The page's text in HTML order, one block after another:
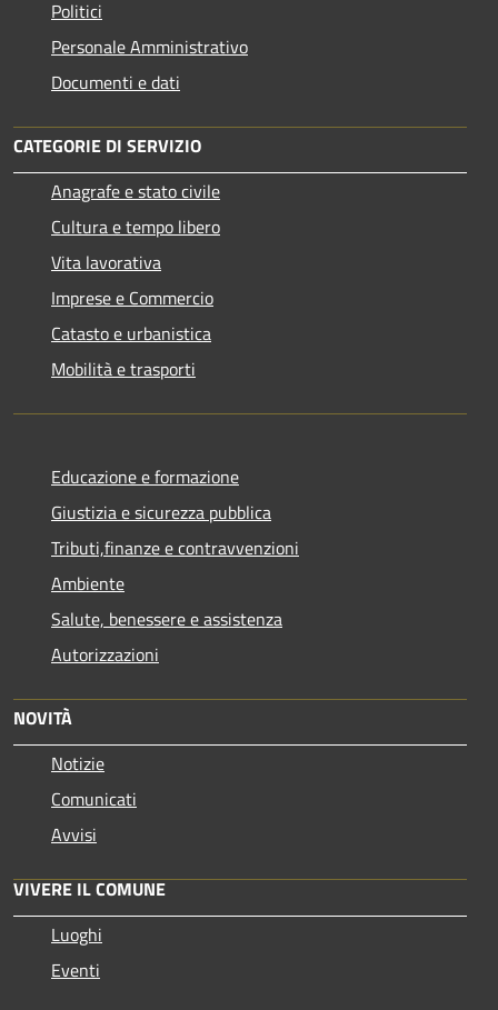
Politici
Personale Amministrativo
Documenti e dati
CATEGORIE DI SERVIZIO
Anagrafe e stato civile
Cultura e tempo libero
Vita lavorativa
Imprese e Commercio
Catasto e urbanistica
Mobilità e trasporti
Educazione e formazione
Giustizia e sicurezza pubblica
Tributi,finanze e contravvenzioni
Ambiente
Salute, benessere e assistenza
Autorizzazioni
NOVITÀ
Notizie
Comunicati
Avvisi
VIVERE IL COMUNE
Luoghi
Eventi